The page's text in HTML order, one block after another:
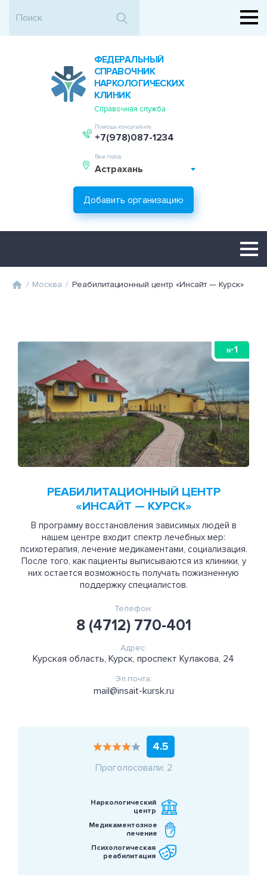
ФЕДЕРАЛЬНЫЙ
СПРАВОЧНИК
НАРКОЛОГИЧЕСКИХ
КЛИНИК
Справочная служба
Помощь консультанта
+7(978)087-1234
Ваш город:
Астрахань
Добавить организацию
/ Москва / Реабилитационный центр «Инсайт — Курск»
№ 1
РЕАБИЛИТАЦИОННЫЙ ЦЕНТР
«ИНСАЙТ — КУРСК»
В программу восстановления зависимых людей в
нашем центре входит спектр лечебных мер:
психотерапия, лечение медикаментами, социализация.
После того, как пациенты выписываются из клиники, у
них остается возможность получать пожизненную
поддержку специалистов.
Телефон:
8 (4712) 770-401
Адрес:
Курская область, Курск, проспект Кулакова, 24
Эл.почта:
mail@insait-kursk.ru
4.5
Проголосовали: 2
Наркологический
центр
Медикаментозное
лечение
Психологическая
реабилитация